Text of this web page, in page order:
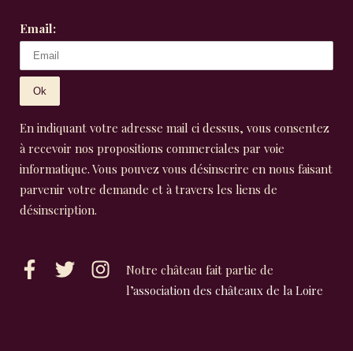
Email:
En indiquant votre adresse mail ci dessus, vous consentez
à recevoir nos propositions commerciales par voie
informatique. Vous pouvez vous désinscrire en nous faisant
parvenir votre demande et à travers les liens de
désinscription.
Notre château fait partie de
l’association des châteaux de la Loire